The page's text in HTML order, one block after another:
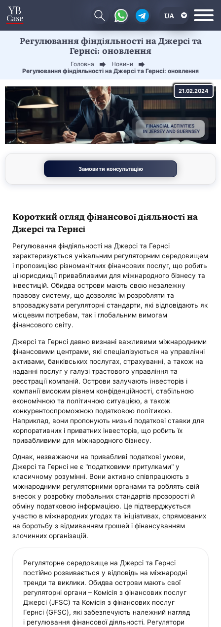
UA
EN
Регулювання фіндіяльності на Джерсі та
Гернсі: оновлення
Головна
Новини
Регулювання фіндіяльності на Джерсі та Гернсі: оновлення
21.02.2024
Замовити консультацію
Короткий огляд фінансової діяльності на
Джерсі та Гернсі
Регулювання фіндіяльності на Джерсі та Гернсі
характеризується унікальним регуляторним середовищем
і пропозицією різноманітних фінансових послуг, що робить
ці юрисдикції привабливими для міжнародного бізнесу та
інвестицій. Обидва острови мають свою незалежну
правову систему, що дозволяє їм розробляти та
впроваджувати регуляторні стандарти, які відповідають як
місцевим потребам, так і глобальним вимогам
фінансового світу.
Джерсі та Гернсі давно визнані важливими міжнародними
фінансовими центрами, які спеціалізуються на управлінні
активами, банківських послугах, страхуванні, а також на
наданні послуг у галузі трастового управління та
реєстрації компаній. Острови залучають інвесторів і
компанії високим рівнем конфіденційності, стабільною
економічною та політичною ситуацією, а також
конкурентоспроможною податковою політикою.
Наприклад, вони пропонують низькі податкові ставки для
корпоративних і приватних інвесторів, що робить їх
привабливими для міжнародного бізнесу.
Однак, незважаючи на привабливі податкові умови,
Джерсі та Гернсі не є "податковими притулками" у
класичному розумінні. Вони активно співпрацюють з
міжнародними регуляторними органами та роблять свій
внесок у розробку глобальних стандартів прозорості й
обміну податковою інформацією. Це підтверджується
участю в міжнародних угодах та ініціативах, спрямованих
на боротьбу з відмиванням грошей і фінансуванням
злочинних організацій.
Регуляторне середовище на Джерсі та Гернсі
постійно розвивається у відповідь на міжнародні
тренди та виклики. Обидва острови мають свої
регуляторні органи – Комісія з фінансових послуг
Джерсі (JFSC) та Комісія з фінансових послуг
Гернсі (GFSC), які забезпечують належний нагляд
і регулювання фінансової діяльності. Регулятори